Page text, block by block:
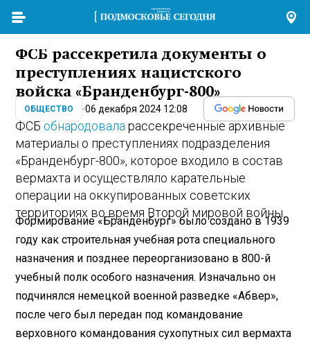
ФСБ рассекретила документы о
преступлениях нацистского
войска «Бранденбург-800»
ОБЩЕСТВО 06 декабря 2024 12:08
ФСБобнародовала рассекреченные архивные
материалы о преступлениях подразделения
«Бранденбург-800», которое входило в состав
вермахта и осуществляло карательные
операции на оккупированных советских
территориях во время Второй мировой войны.
Формирование «Бранденбург» было создано в 1939
году как строительная учебная рота специального
назначения и позднее переорганизовано в 800-й
учебный полк особого назначения. Изначально он
подчинялся немецкой военной разведке «Абвер»,
после чего был передан под командование
верховного командования сухопутных сил вермахта